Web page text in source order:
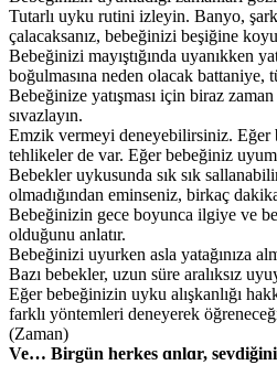
Tutarlı uyku rutini izleyin. Banyo,
çalacaksanız, bebeğinizi beşiğine
Bebeğinizi mayıştığında uyanıkken
boğulmasına neden olacak
Bebeğinize yatışması için biraz
sıvazlayın.
Emzik vermeyi deneyebilirsiniz.
tehlikeler de var. Eğer bebeğiniz
Bebekler uykusunda sık sık
olmadığından eminseniz, birkaç
Bebeğinizin gece boyunca ilgiye ve
olduğunu anlatır.
Bebeğinizi uyurken asla yatağınıza
Bazı bebekler, uzun süre aralıksız
Eğer bebeğinizin uyku alışkanlığı
farklı yöntemleri deneyerek
(Zaman)
Ve… Birgün herkes ɑnlɑr,